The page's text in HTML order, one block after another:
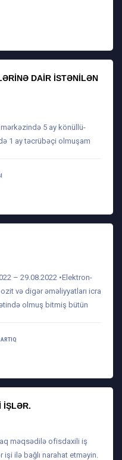
DAIR ISTƏNILƏN
5 ay könüllü-
1 ay təcrübəçi olmuşam
– 29.08.2022 •Elektron-
və digər əməliyyatları icra
olmuş bitmiş bütün
IŞLƏR.
məqsədilə ofisdaxili iş
işi ilə bağlı narahat etməyin.